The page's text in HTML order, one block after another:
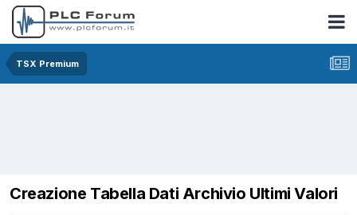
TSX Premium
Creazione Tabella Dati Archivio Ultimi Valori